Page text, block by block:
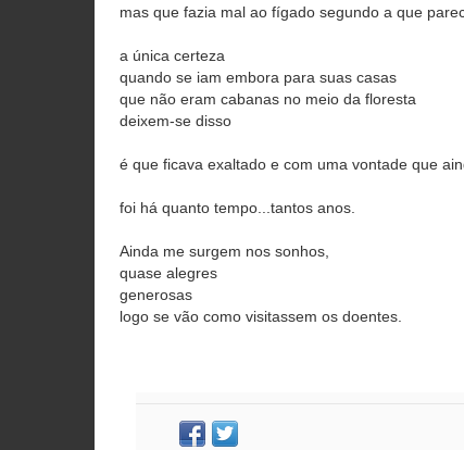
mas que fazia mal ao fígado segundo a que
a única certeza
quando se iam embora para suas casas
que não eram cabanas no meio da floresta
deixem-se disso
é que ficava exaltado e com uma vontade que
foi há quanto tempo...tantos anos.
Ainda me surgem nos sonhos,
quase alegres
generosas
logo se vão como visitassem os doentes.